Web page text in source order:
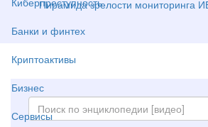
Банки и финтех
Криптоактивы
Бизнес
Сервисы
Пирамида зрелости мониторинга